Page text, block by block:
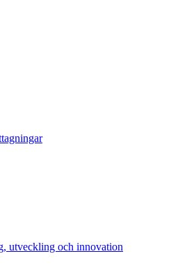
utveckling och innovation